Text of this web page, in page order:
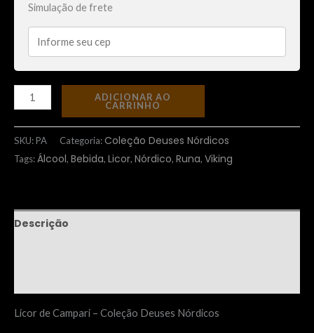
Simulação de frete
ADICIONAR AO
CARRINHO
SKU:PA Categoria:Coleção Deuses Nórdicos
Tags:Álcool, Bebida, Licor, Nórdico, Runa, Viking
Descrição
Licor de Campari – Coleção Deuses Nórdicos